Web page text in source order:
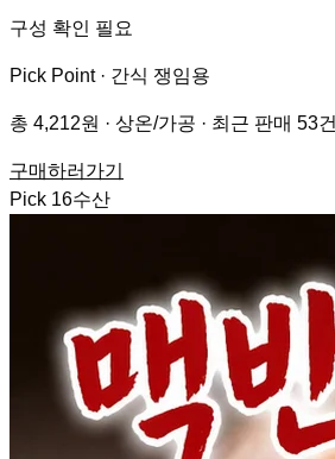
구성 확인 필요
Pick Point · 간식 쟁임용
총 4,212원 · 상온/가공 · 최근 판매 53건
구매하러가기
Pick 16수산